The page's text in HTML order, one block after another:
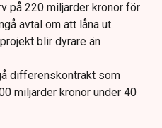
på 220 miljarder kronor för
avtal om att låna ut
blir dyrare än
differenskontrakt som
miljarder kronor under 40